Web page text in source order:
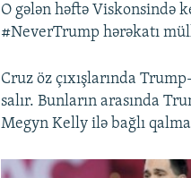
O gələn həftə Viskonsində
#NeverTrump hərəkatı
Cruz öz çıxışlarında
salır. Bunların arasında
Megyn Kelly ilə bağlı